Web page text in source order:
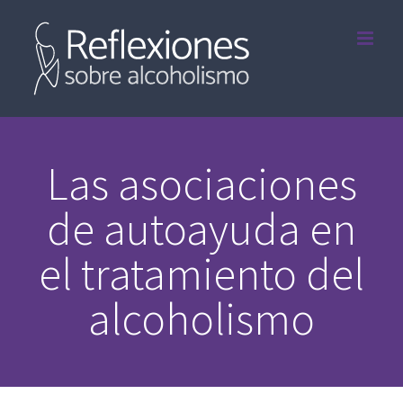
contenido
Las asociaciones
de autoayuda en
el tratamiento del
alcoholismo